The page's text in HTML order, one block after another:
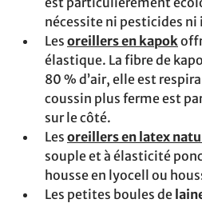
nécessite ni pesticides ni
Les oreillers en kapok
élastique. La fibre de
80 % d’air, elle est
coussin plus ferme est
sur le côté.
Les oreillers en latex
souple et à élasticité
housse en lyocell ou
Les petites boules de